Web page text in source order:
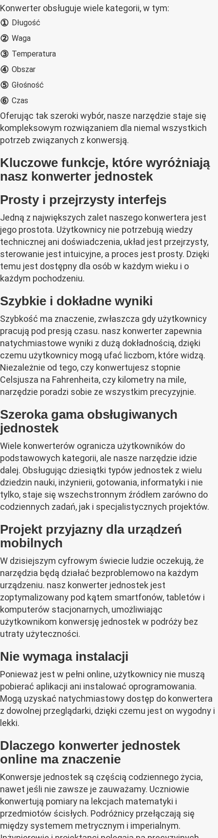
Konwerter obsługuje wiele kategorii, w tym:
① Długość
② Waga
③ Temperatura
④ Obszar
⑤ Głośność
⑥ Czas
Oferując tak szeroki wybór, nasze narzędzie staje się
kompleksowym rozwiązaniem dla niemal wszystkich
potrzeb związanych z konwersją.
Kluczowe funkcje, które wyróżniają
nasz konwerter jednostek
Prosty i przejrzysty interfejs
Jedną z największych zalet naszego konwertera jest
jego prostota. Użytkownicy nie potrzebują wiedzy
technicznej ani doświadczenia, układ jest przejrzysty,
sterowanie jest intuicyjne, a proces jest prosty. Dzięki
temu jest dostępny dla osób w każdym wieku i o
każdym pochodzeniu.
Szybkie i dokładne wyniki
Szybkość ma znaczenie, zwłaszcza gdy użytkownicy
pracują pod presją czasu. nasz konwerter zapewnia
natychmiastowe wyniki z dużą dokładnością, dzięki
czemu użytkownicy mogą ufać liczbom, które widzą.
Niezależnie od tego, czy konwertujesz stopnie
Celsjusza na Fahrenheita, czy kilometry na mile,
narzędzie poradzi sobie ze wszystkim precyzyjnie.
Szeroka gama obsługiwanych
jednostek
Wiele konwerterów ogranicza użytkowników do
podstawowych kategorii, ale nasze narzędzie idzie
dalej. Obsługując dziesiątki typów jednostek z wielu
dziedzin nauki, inżynierii, gotowania, informatyki i nie
tylko, staje się wszechstronnym źródłem zarówno do
codziennych zadań, jak i specjalistycznych projektów.
Projekt przyjazny dla urządzeń
mobilnych
W dzisiejszym cyfrowym świecie ludzie oczekują, że
narzędzia będą działać bezproblemowo na każdym
urządzeniu. nasz konwerter jednostek jest
zoptymalizowany pod kątem smartfonów, tabletów i
komputerów stacjonarnych, umożliwiając
użytkownikom konwersję jednostek w podróży bez
utraty użyteczności.
Nie wymaga instalacji
Ponieważ jest w pełni online, użytkownicy nie muszą
pobierać aplikacji ani instalować oprogramowania.
Mogą uzyskać natychmiastowy dostęp do konwertera
z dowolnej przeglądarki, dzięki czemu jest on wygodny i
lekki.
Dlaczego konwerter jednostek
online ma znaczenie
Konwersje jednostek są częścią codziennego życia,
nawet jeśli nie zawsze je zauważamy. Uczniowie
konwertują pomiary na lekcjach matematyki i
przedmiotów ścisłych. Podróżnicy przełączają się
między systemem metrycznym i imperialnym.